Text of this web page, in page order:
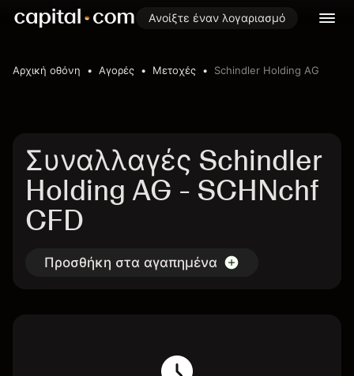
Ανοίξτε έναν λογαριασμό
Αρχική οθόνη Αγορές Μετοχές Schindler Holding AG
Συναλλαγές Schindler
Holding AG - SCHNchf
CFD
Προσθήκη στα αγαπημένα